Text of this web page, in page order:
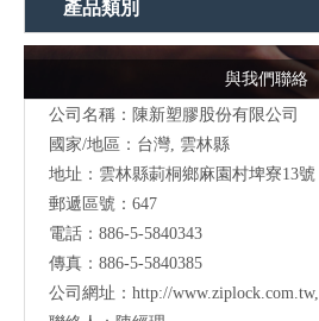
產品類別
與我們聯絡
公司名稱：陳新塑膠股份有限公司
國家/地區：台灣, 雲林縣
地址： 雲林縣莿桐鄉麻園村埤寮13號
郵遞區號：647
電話：886-5-5840343
傳真：886-5-5840385
公司網址： http://www.ziplock.com.tw,